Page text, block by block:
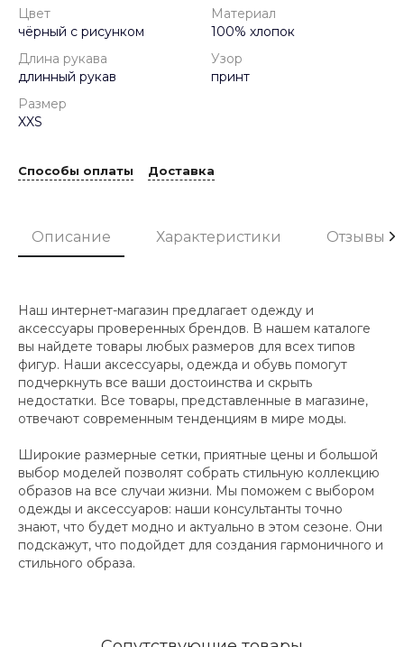
Цвет
чёрный с рисунком
Материал
100% хлопок
Длина рукава
длинный рукав
Узор
принт
Размер
XXS
Способы оплаты Доставка
Описание Характеристики Отзывы
Наш интернет-магазин предлагает одежду и
аксессуары проверенных брендов. В нашем каталоге
вы найдете товары любых размеров для всех типов
фигур. Наши аксессуары, одежда и обувь помогут
подчеркнуть все ваши достоинства и скрыть
недостатки. Все товары, представленные в магазине,
отвечают современным тенденциям в мире моды.
Широкие размерные сетки, приятные цены и большой
выбор моделей позволят собрать стильную коллекцию
образов на все случаи жизни. Мы поможем с выбором
одежды и аксессуаров: наши консультанты точно
знают, что будет модно и актуально в этом сезоне. Они
подскажут, что подойдет для создания гармоничного и
стильного образа.